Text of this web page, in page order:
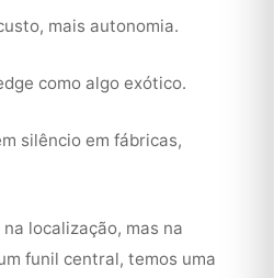
mais autonomia.
como algo exótico.
silêncio em fábricas,
localização, mas na
funil central, temos uma